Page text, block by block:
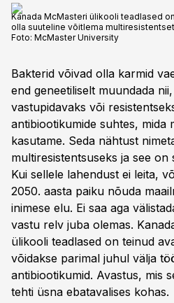
Kanada McMasteri ülikooli teadlased
olla suuteline võitlema
Foto: McMaster University
Bakterid võivad olla karmid
end geneetiliselt muundada
vastupidavaks või
antibiootikumide suhtes, mida
kasutame. Seda nähtust
multiresistentsuseks ja see
Kui sellele lahendust ei leita,
2050. aasta paiku nõuda
inimese elu. Ei saa aga
vastu relv juba olemas.
ülikooli teadlased on teinud
võidakse parimal juhul välja
antibiootikumid. Avastus, mis
tehti üsna ebatavalises kohas.